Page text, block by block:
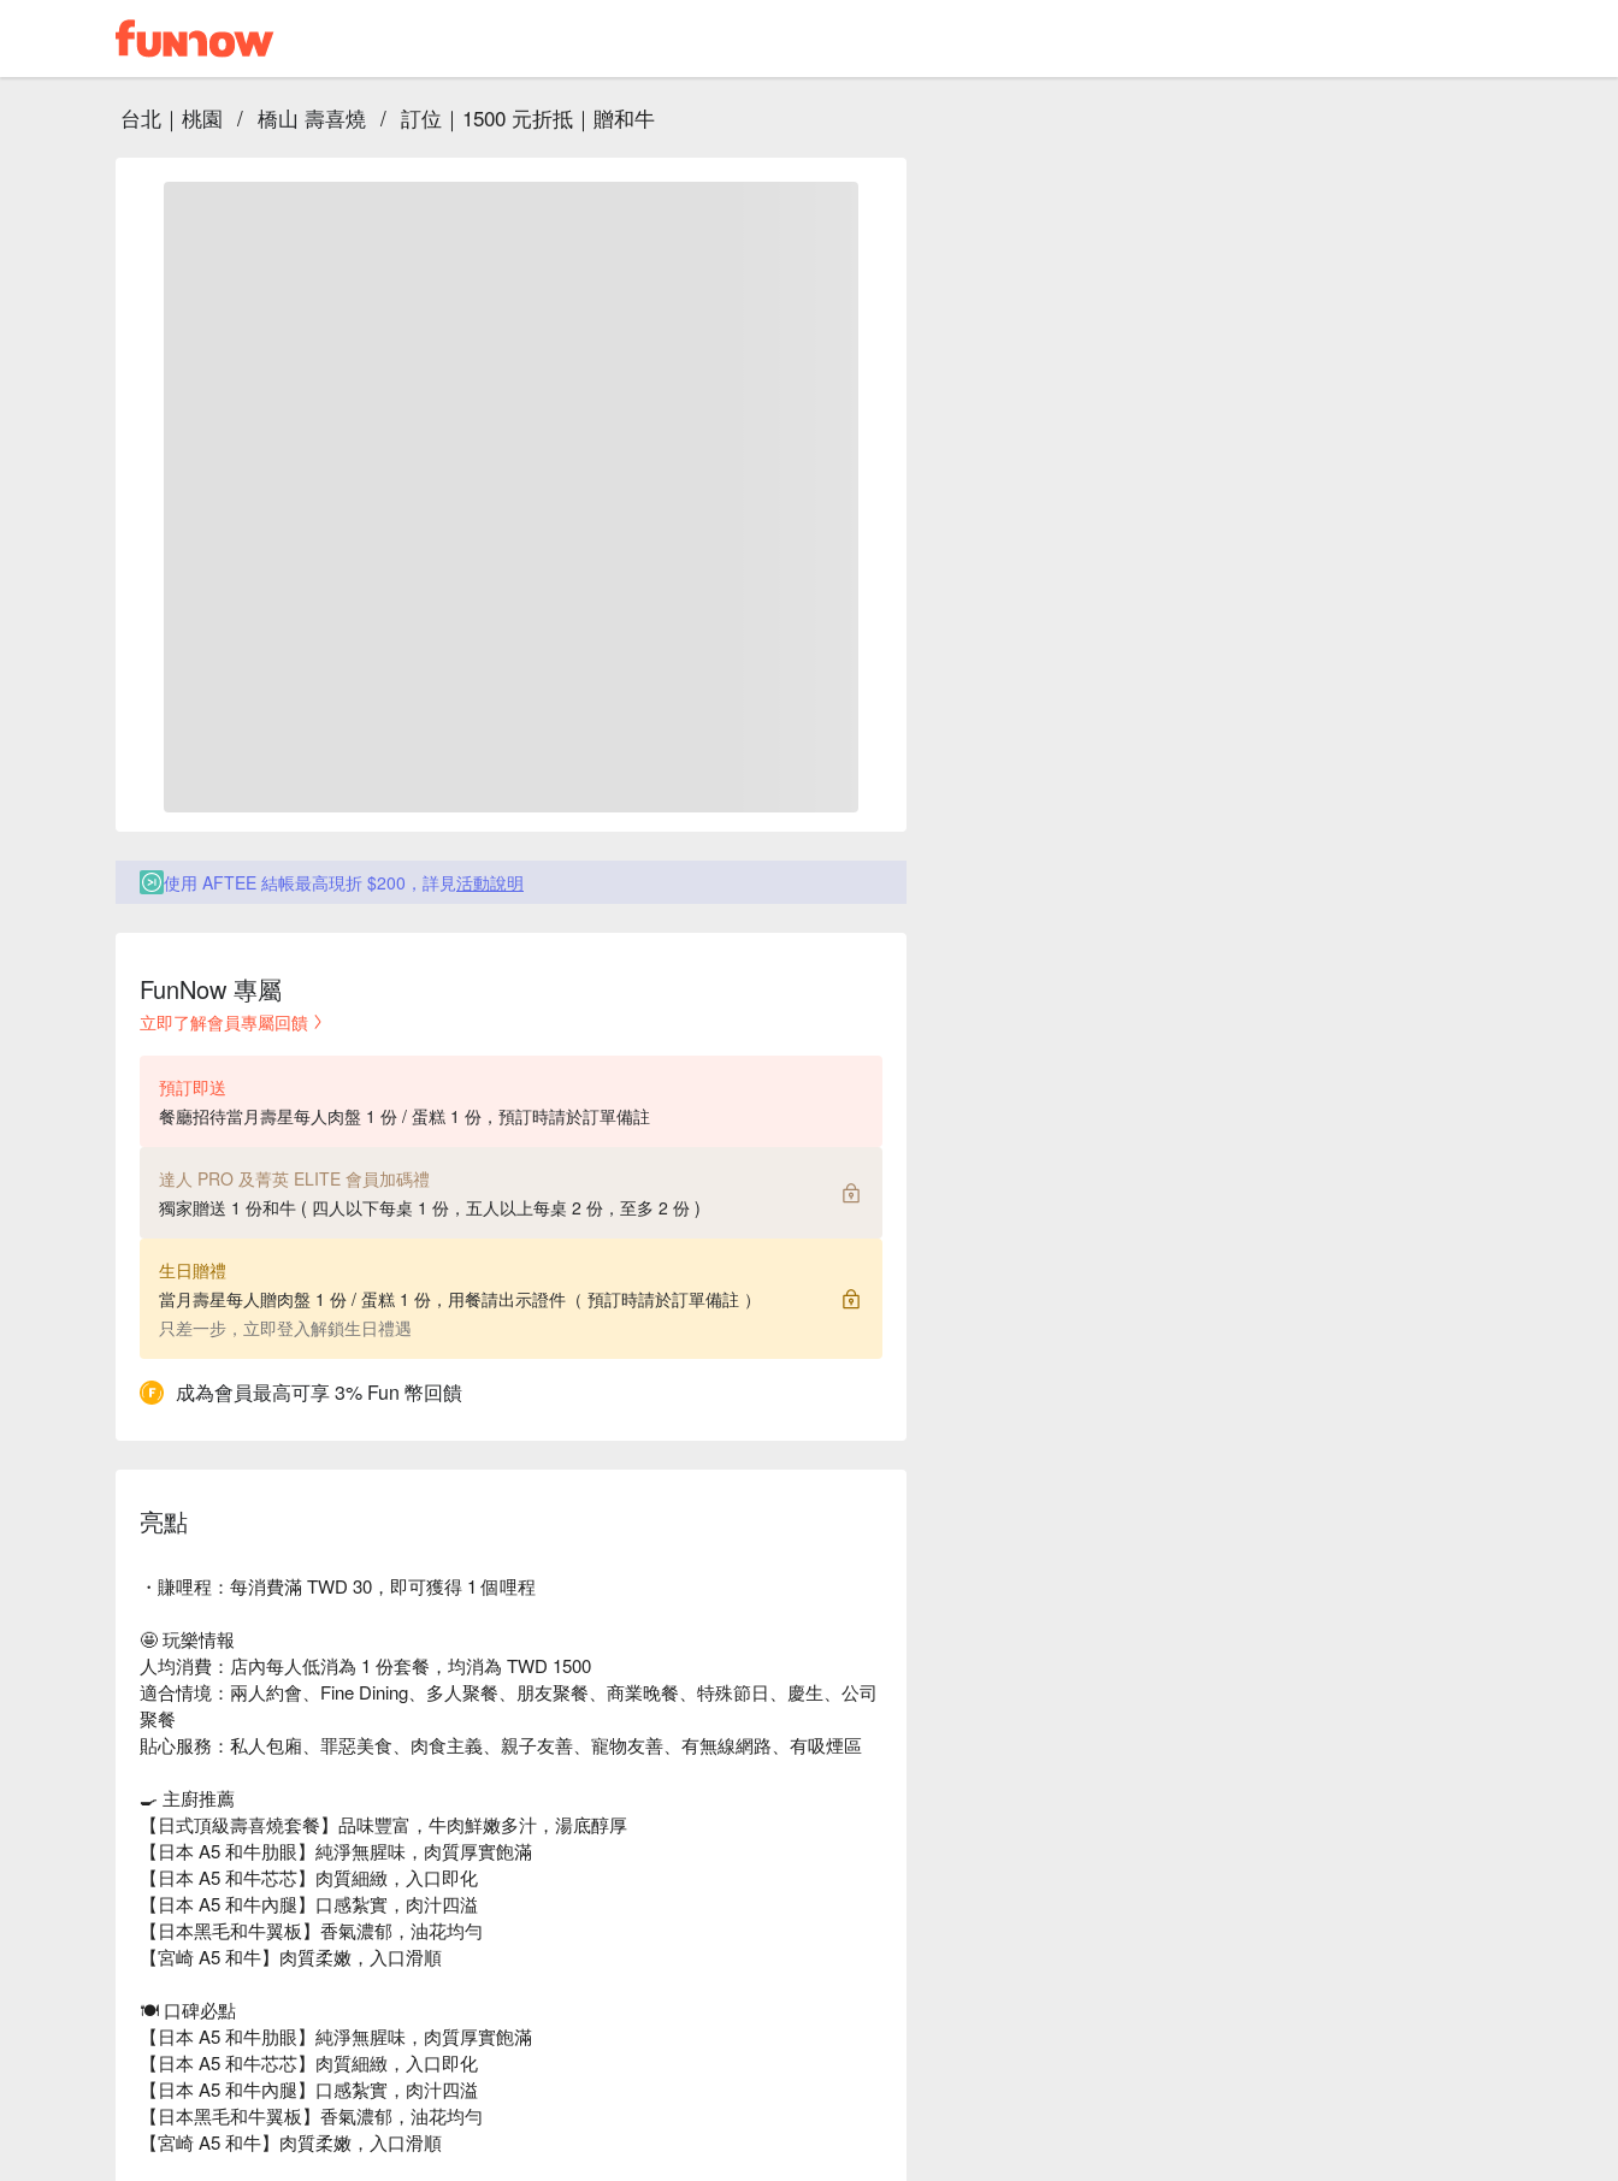
台北｜桃園 / 橋山 壽喜燒 / 訂位｜1500 元折抵｜贈和牛
使用 AFTEE 結帳最高現折 $200，詳見活動說明
FunNow 專屬
立即了解會員專屬回饋
預訂即送
餐廳招待當月壽星每人肉盤 1 份 / 蛋糕 1 份，預訂時請於訂單備註
達人 PRO 及菁英 ELITE 會員加碼禮
獨家贈送 1 份和牛 ( 四人以下每桌 1 份，五人以上每桌 2 份，至多 2 份 )
生日贈禮
當月壽星每人贈肉盤 1 份 / 蛋糕 1 份，用餐請出示證件（ 預訂時請於訂單備註 ）
只差一步，立即登入解鎖生日禮遇
成為會員最高可享 3% Fun 幣回饋
亮點
・賺哩程：每消費滿 TWD 30，即可獲得 1 個哩程
🤩 玩樂情報
人均消費：店內每人低消為 1 份套餐，均消為 TWD 1500
適合情境：兩人約會、Fine Dining、多人聚餐、朋友聚餐、商業晚餐、特殊節日、慶生、公司
聚餐
貼心服務：私人包廂、罪惡美食、肉食主義、親子友善、寵物友善、有無線網路、有吸煙區
🍳 主廚推薦
【日式頂級壽喜燒套餐】品味豐富，牛肉鮮嫩多汁，湯底醇厚
【日本 A5 和牛肋眼】純淨無腥味，肉質厚實飽滿
【日本 A5 和牛芯芯】肉質細緻，入口即化
【日本 A5 和牛內腿】口感紮實，肉汁四溢
【日本黑毛和牛翼板】香氣濃郁，油花均勻
【宮崎 A5 和牛】肉質柔嫩，入口滑順
🍽️ 口碑必點
【日本 A5 和牛肋眼】純淨無腥味，肉質厚實飽滿
【日本 A5 和牛芯芯】肉質細緻，入口即化
【日本 A5 和牛內腿】口感紮實，肉汁四溢
【日本黑毛和牛翼板】香氣濃郁，油花均勻
【宮崎 A5 和牛】肉質柔嫩，入口滑順